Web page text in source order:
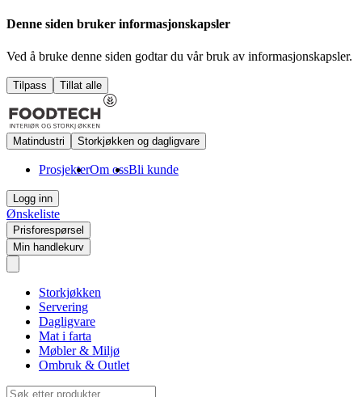
Denne siden bruker informasjonskapsler
Ved å bruke denne siden godtar du vår bruk av informasjonskapsler.
Tilpass Tillat alle
Matindustri Storkjøkken og dagligvare
ProsjekterOm ossBli kunde
Logg inn
Ønskeliste
Prisforespørsel
Min handlekurv
Storkjøkken
Servering
Dagligvare
Mat i farta
Møbler & Miljø
Ombruk & Outlet